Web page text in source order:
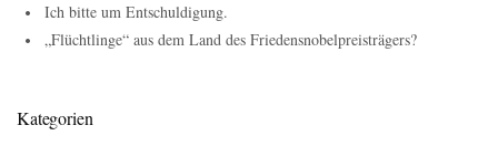
Ich bitte um Entschuldigung.
„Flüchtlinge“ aus dem Land des Friedensnobelpreisträgers?
Kategorien